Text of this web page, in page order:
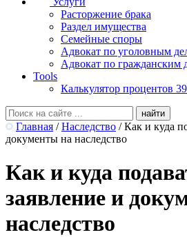
Расторжение брака
Раздел имущества
Семейные споры
Адвокат по уголовным
Адвокат по гражданским
Tools
Калькулятор процентов
Главная / Наследство / Как и куда
документы на наследство
Как и куда
заявление и
наследство